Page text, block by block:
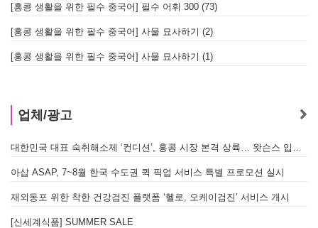
[홍콩 생활을 위한 필수 중국어] 필수 어휘 300 (73)
[홍콩 생활을 위한 필수 중국어] 사물 묘사하기 (2)
[홍콩 생활을 위한 필수 중국어] 사물 묘사하기 (1)
업체/광고
아삽 ASAP, 7~8월 한국 수도권 퀵 픽업 서비스 특별 프로모션 실시
재외동포 위한 착한 건강검진 플랫폼 ‘헬로, 오케이검진’ 서비스 개시
[신세계식품] SUMMER SALE